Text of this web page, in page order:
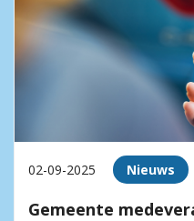
02-09-2025 Nieuws
Gemeente